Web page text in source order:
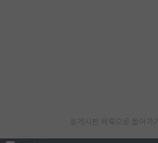
게시판 목록으로 돌아가기